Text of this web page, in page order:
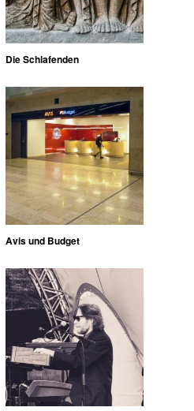
Die Schlafenden
Avis und Budget